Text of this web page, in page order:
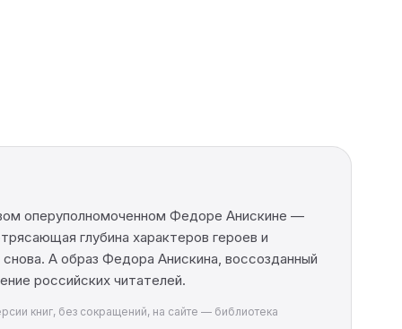
оперуполномоченном Федоре Анискине —
глубина характеров героев и
А образ Федора Анискина, воссозданный
российских читателей.
книг, без сокращений, на сайте — библиотека